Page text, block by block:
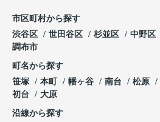
市区町村から探す
渋谷区
世田谷区 杉並区 中野区
調布市
町名から探す
笹塚
本町 幡ヶ谷 南台 松原
初台
大原
沿線から探す